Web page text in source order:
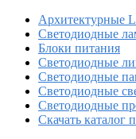
Архитектурные
Светодиодные
Блоки питания
Светодиодные
Светодиодные
Светодиодные
Светодиодные
Скачать каталог